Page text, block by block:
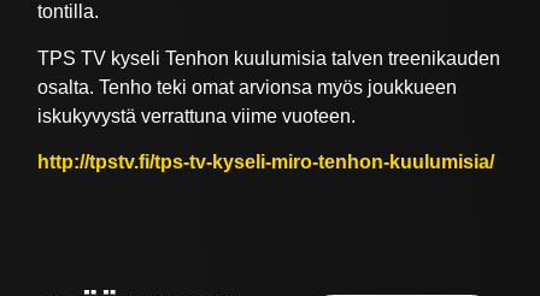
tontilla.
TPS TV kyseli Tenhon kuulumisia talven treenikauden
osalta. Tenho teki omat arvionsa myös joukkueen
iskukyvystä verrattuna viime vuoteen.
http://tpstv.fi/tps-tv-kyseli-miro-tenhon-kuulumisia/